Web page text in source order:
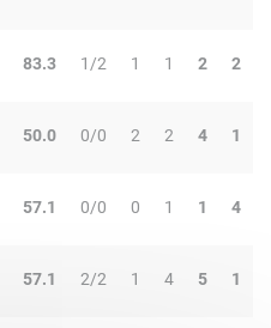
83.3 1/2 1 1 2 2
50.0 0/0 2 2 4 1
57.1 0/0 0 1 1 4
57.1 2/2 1 4 5 1